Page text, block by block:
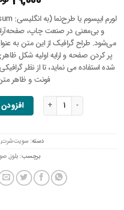
و بی‌معنی در صنعت چاپ،
می‌شود. طراح گرافیک از این متن به
پر کردن صفحه و ارایه اولیه شکل
شده استفاده می نماید، تا از نظر
فونت و ظاهر
هودی نینجای بیمار عدد
دسته: سویت‌شرت,
برچسب: بلوز,